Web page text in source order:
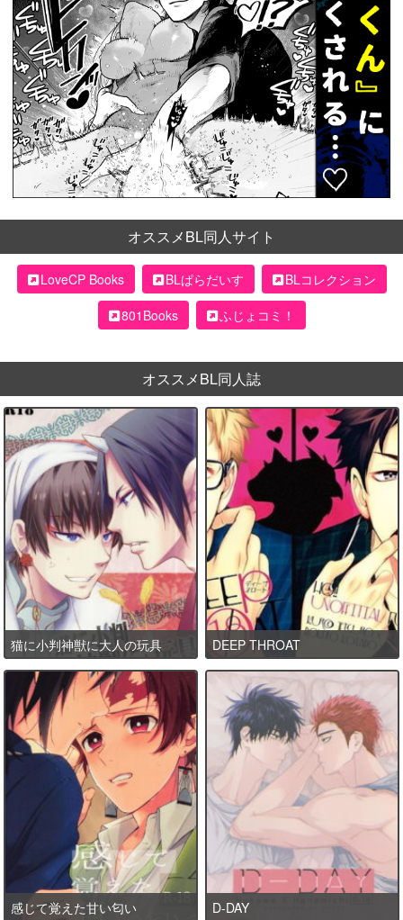
オススメBL同人サイト
LoveCP Books BLぱらだいす
BLコレクション
801Books
ふじょコミ！
オススメBL同人誌
猫に小判神獣に大人の玩具 DEEP THROAT
感じて覚えた甘い匂い D-DAY